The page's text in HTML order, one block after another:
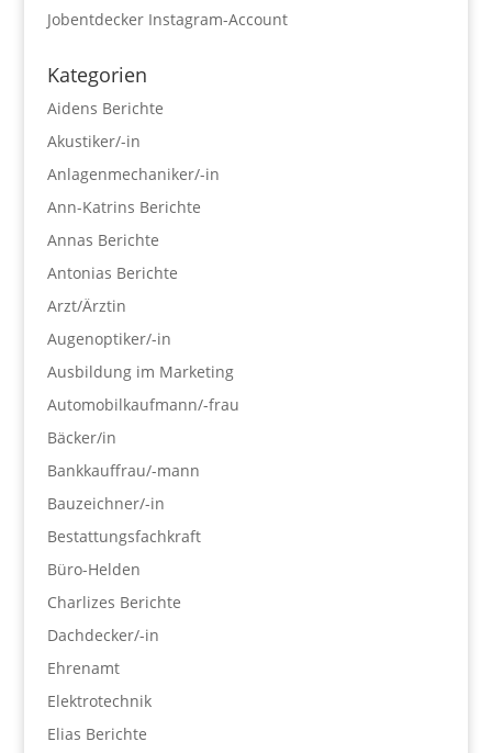
Jobentdecker Instagram-Account
Kategorien
Aidens Berichte
Akustiker/-in
Anlagenmechaniker/-in
Ann-Katrins Berichte
Annas Berichte
Antonias Berichte
Arzt/Ärztin
Augenoptiker/-in
Ausbildung im Marketing
Automobilkaufmann/-frau
Bäcker/in
Bankkauffrau/-mann
Bauzeichner/-in
Bestattungsfachkraft
Büro-Helden
Charlizes Berichte
Dachdecker/-in
Ehrenamt
Elektrotechnik
Elias Berichte